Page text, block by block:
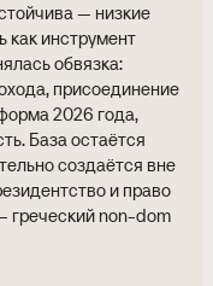
— низкие
как инструмент
обвязка:
присоединение
2026 года,
База остаётся
создаётся вне
и право
греческий non-dom